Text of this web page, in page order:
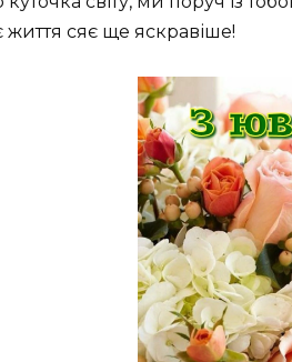
життя сяє ще яскравіше!